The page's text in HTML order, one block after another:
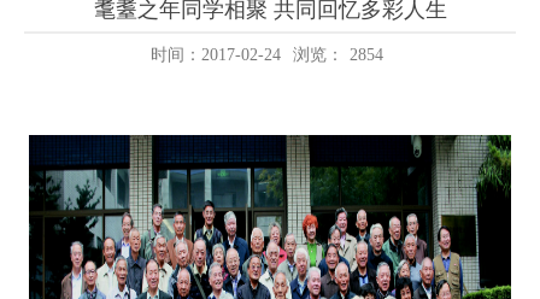
耄耋之年同学相聚 共同回忆多彩人生
时间：2017-02-24 浏览： 2854